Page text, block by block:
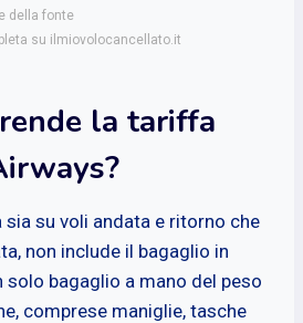
della fonte
su ilmiovolocancellato.it
la tariffa
su voli andata e ritorno che
non include il bagaglio in
solo bagaglio a mano del peso
comprese maniglie, tasche